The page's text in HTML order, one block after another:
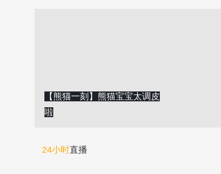
【熊猫一刻】熊猫宝宝太调皮
啦
24小时直播